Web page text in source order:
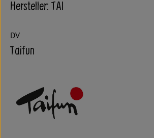
Hersteller: TAI
DV
Taifun